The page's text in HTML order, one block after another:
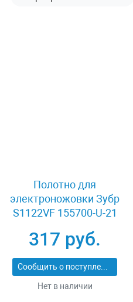
Полотно для
электроножовки Зубр
S1122VF 155700-U-21
317 руб.
Сообщить о поступлении
Нет в наличии